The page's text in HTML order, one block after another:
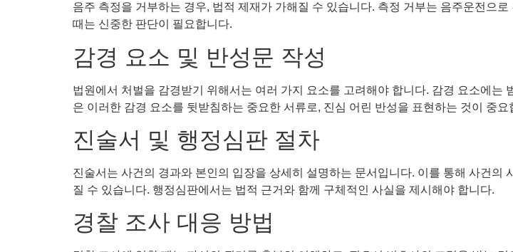
음주 측정을 거부하는 경우, 법적 제재가 가해질 수 있습니다. 측정 거부는 음주운전으
때는 신중한 판단이 필요합니다.
감경 요소 및 반성문 작성
법원에서 처벌을 감경받기 위해서는 여러 가지 요소를 고려해야 합니다. 감경 요소에
은 이러한 감경 요소를 뒷받침하는 중요한 서류로, 진심 어린 반성을 표현하는 것이 중요
진술서 및 행정심판 절차
진술서는 사건의 경과와 본인의 입장을 상세히 설명하는 문서입니다. 이를 통해 사건
질 수 있습니다. 행정심판에서는 법적 근거와 함께 구체적인 사실을 제시해야 합니다.
경찰 조사 대응 방법